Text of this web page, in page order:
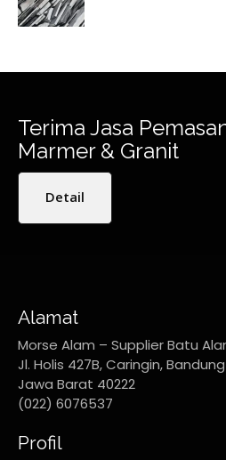
Terima Jasa
Marmer & Granit
Detail
Alamat
Morse Alam – Supplier Batu
Jl. Holis 427B, Caringin,
Jawa Barat 40222
(022) 6076537
Profil